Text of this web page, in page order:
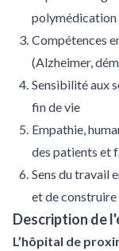
polymédication
Compétences
(Alzheimer,
Sensibilité aux
fin de vie
Empathie,
des patients et
Sens du travail
et de construire
Description de
L’hôpital de